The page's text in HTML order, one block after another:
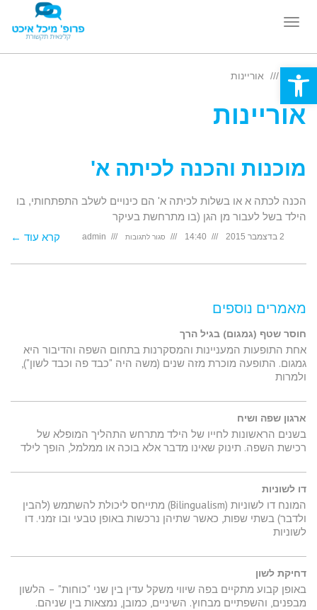
Open toolbar
תפריט
ראשי אוריינות
אוריינות
מוכנות והכנה לכיתה א'
הכנה לכתה א או בשלות לכיתה א' הם כינויים לשלב התפתחותי, בו
הילד בשל לעבור מן הגן (בו מתרחשת בעיקר
2 בדצמבר 2015 14:40 סגור לתגובות
מוכנות
א'
admin קרא עוד ←
מאמרים נוספים
חוסר שטף (גמגום) בגיל הרך
אחת התופעות המעניינות והמסקרנות בתחום השפה והדיבור היא
גמגום. התופעה מוכרת מזה שנים (משה היה "כבד פה וכבד לשון"),
ולמרות
ארגון שפה ושיח
בשנים הראשונות לחייו של הילד מתרחש התהליך המופלא של
רכישת השפה. תינוק שאינו מדבר אלא בוכה או ממלמל, הופך לילד
דו לשוניות
המונח דו לשוניות (Bilingualism) מתייחס ליכולת להשתמש (להבין
ולדבר) בשתי שפות, כאשר שתיהן נרכשות באופן טבעי ובו זמני. דו
לשוניות
דחיקת לשון
באופן קבוע מתקיים בפה שיווי משקל עדין בין שני "כוחות" – הלשון
מבפנים, והשפתיים מבחוץ. השיניים, כמובן, נמצאות בין שניהם.